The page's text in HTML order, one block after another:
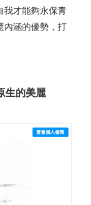
我才能夠永保青
內涵的優勢，打
生的美麗